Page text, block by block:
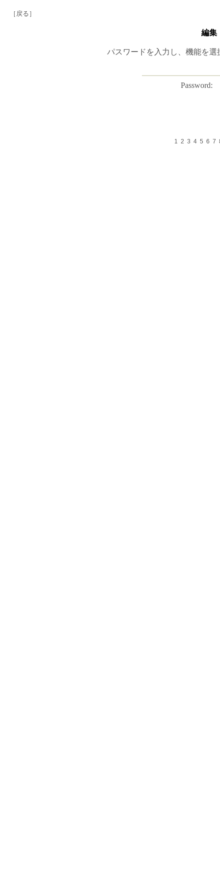
［戻る］
編集
パスワードを入力し、機能を
Password:
1 2 3 4 5 6 7